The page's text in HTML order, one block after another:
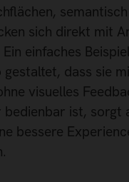
sich direkt mit
einfaches
gestaltet, dass sie
visuelles
bedienbar ist, sorgt
bessere